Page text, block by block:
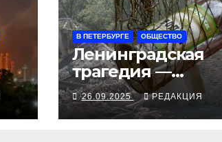
В ПЕТЕРБУРГЕ ОБЩЕСТВО
Ленинградская
трагедия —
серия смертей от
алкосуррогата
26.09.2025 РЕДАКЦИЯ